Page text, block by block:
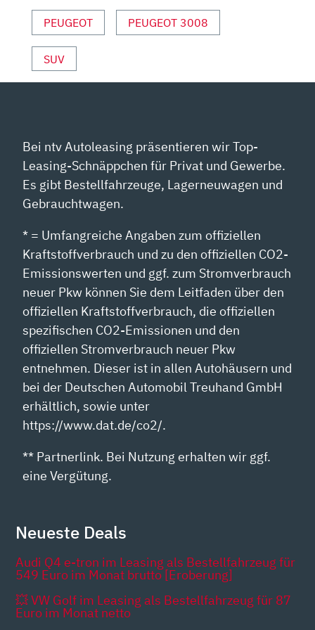
YOUTUBE
ANZEIGEN
PEUGEOT PEUGEOT 3008
SUV
Bei ntv Autoleasing präsentieren wir Top-
Leasing-Schnäppchen für Privat und Gewerbe.
Es gibt Bestellfahrzeuge, Lagerneuwagen und
Gebrauchtwagen.
* = Umfangreiche Angaben zum offiziellen
Kraftstoffverbrauch und zu den offiziellen CO2-
Emissionswerten und ggf. zum Stromverbrauch
neuer Pkw können Sie dem Leitfaden über den
offiziellen Kraftstoffverbrauch, die offiziellen
spezifischen CO2-Emissionen und den
offiziellen Stromverbrauch neuer Pkw
entnehmen. Dieser ist in allen Autohäusern und
bei der Deutschen Automobil Treuhand GmbH
erhältlich, sowie unter
https://www.dat.de/co2/.
** Partnerlink. Bei Nutzung erhalten wir ggf.
eine Vergütung.
Neueste Deals
Audi Q4 e-tron im Leasing als Bestellfahrzeug für
549 Euro im Monat brutto [Eroberung]
💥 VW Golf im Leasing als Bestellfahrzeug für 87
Euro im Monat netto